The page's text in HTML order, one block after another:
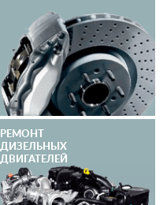
РЕМОНТ
ДИЗЕЛЬНЫХ
ДВИГАТЕЛЕЙ